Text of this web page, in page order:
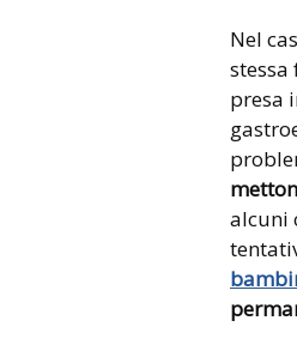
Nel
stessa
presa
alcuni